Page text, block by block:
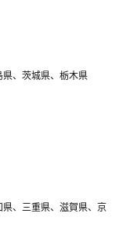
、茨城県、栃木県
、三重県、滋賀県、京